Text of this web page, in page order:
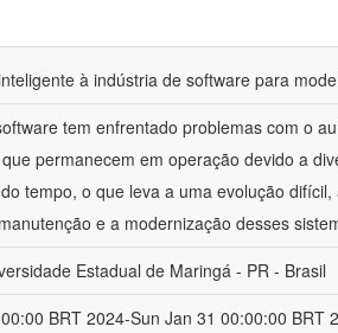
à indústria de software para
tem enfrentado problemas com o
permanecem em operação devido a
tempo, o que leva a uma evolução
e a modernização desses
Estadual de Maringá - PR - Brasil
BRT 2024-Sun Jan 31 00:00:00 BRT